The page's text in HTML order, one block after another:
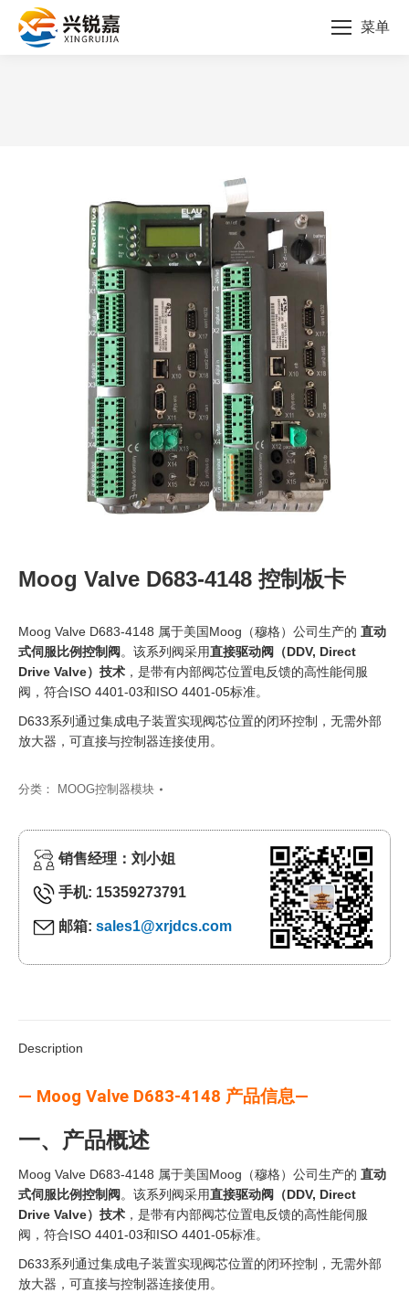
菜单
Moog Valve D683-4148 控制板卡
Moog Valve D683-4148 属于美国Moog（穆格）公司生产的 直动
式伺服比例控制阀 。该系列阀采用直接驱动阀（DDV, Direct
Drive Valve）技术 ，是带有内部阀芯位置电反馈的高性能伺服
阀，符合ISO 4401-03和ISO 4401-05标准。
D633系列通过集成电子装置实现阀芯位置的闭环控制，无需外部
放大器，可直接与控制器连接使用。
分类： MOOG控制器模块
销售经理：刘小姐
手机: 15359273791
邮箱: sales1@xrjdcs.com
Description
— Moog Valve D683-4148 产品信息—
一、产品概述
Moog Valve D683-4148 属于美国Moog（穆格）公司生产的 直动
式伺服比例控制阀 。该系列阀采用直接驱动阀（DDV, Direct
Drive Valve）技术 ，是带有内部阀芯位置电反馈的高性能伺服
阀，符合ISO 4401-03和ISO 4401-05标准。
D633系列通过集成电子装置实现阀芯位置的闭环控制，无需外部
放大器，可直接与控制器连接使用。